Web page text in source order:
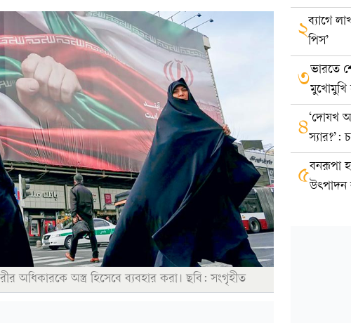
অধিকারকে অস্ত্র হিসেবে ব্যবহার করা। ছবি: সংগৃহীত
২ব্যাগে
পিস’
৩ভারতে
মুখোমুখি
প্রতিবাদ
৪‘দোযখ
স্যার?’:
৫বনরূপা
উৎপাদন